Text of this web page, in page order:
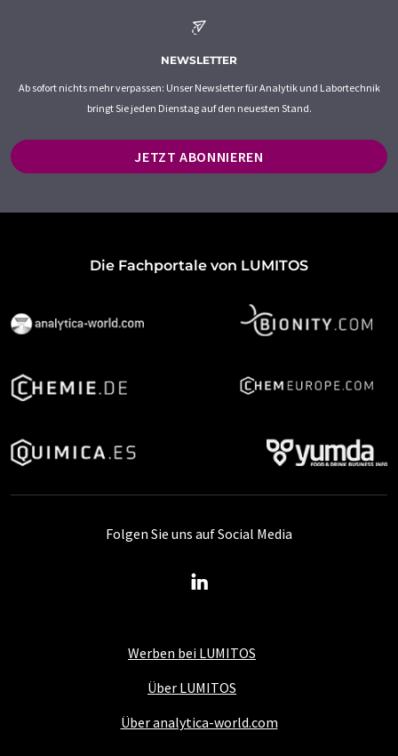
NEWSLETTER
Ab sofort nichts mehr verpassen: Unser Newsletter für Analytik und Labortechnik
bringt Sie jeden Dienstag auf den neuesten Stand.
JETZT ABONNIEREN
Die Fachportale von LUMITOS
Werben bei LUMITOS
Über LUMITOS
Über analytica-world.com
Folgen Sie uns auf Social Media